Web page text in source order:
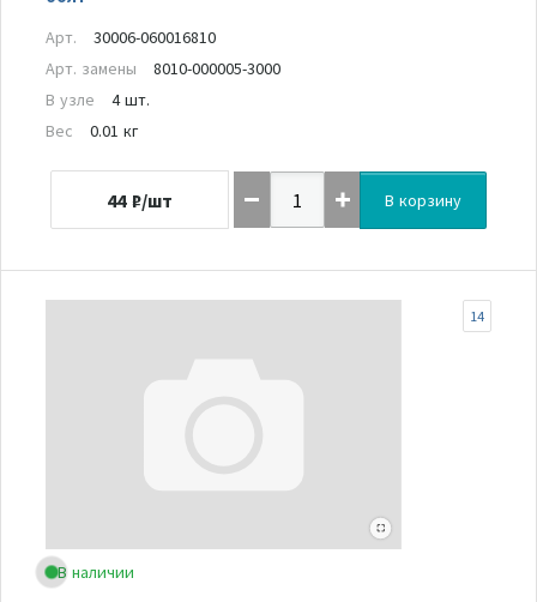
Арт.
30006-060016810
Арт. замены
8010-000005-3000
В узле
4 шт.
Вес
0.01 кг
44 ₽/шт В корзину
В наличии
14